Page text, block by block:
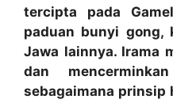
tercipta pada
paduan bunyi gong,
Jawa lainnya. Irama
dan
sebagaimana prinsip